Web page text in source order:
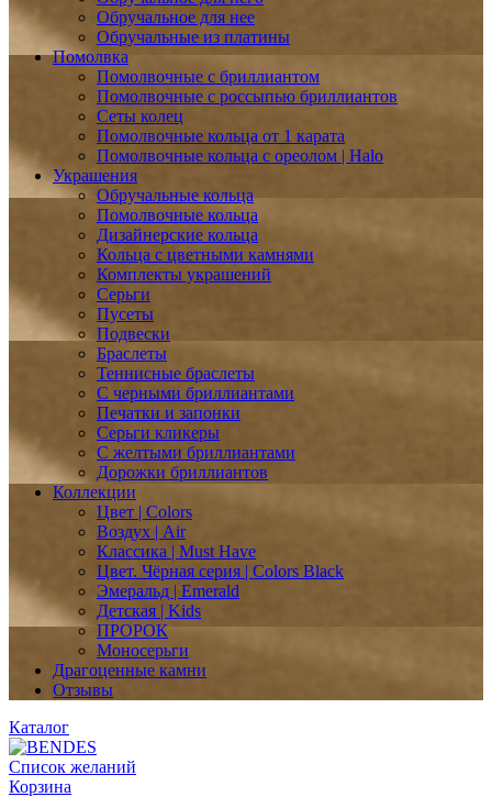
Обручальное для нее
Обручальные из платины
Помолвка
Помолвочные с бриллиантом
Помолвочные с россыпью бриллиантов
Сеты колец
Помолвочные кольца от 1 карата
Помолвочные кольца с ореолом | Halo
Украшения
Обручальные кольца
Помолвочные кольца
Дизайнерские кольца
Кольца с цветными камнями
Комплекты украшений
Серьги
Пусеты
Подвески
Браслеты
Теннисные браслеты
C черными бриллиантами
Печатки и запонки
Серьги кликеры
С желтыми бриллиантами
Дорожки бриллиантов
Коллекции
Цвет | Colors
Воздух | Air
Классика | Must Have
Цвет. Чёрная серия | Colors Black
Эмеральд | Emerald
Детская | Kids
ПРОРОК
Моносерьги
Драгоценные камни
Отзывы
Каталог
Список желаний
Корзина